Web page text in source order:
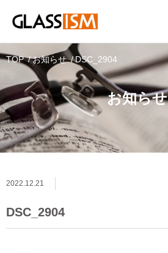
お知らせ
TOP お知らせ DSC_2904
2022.12.21
DSC_2904